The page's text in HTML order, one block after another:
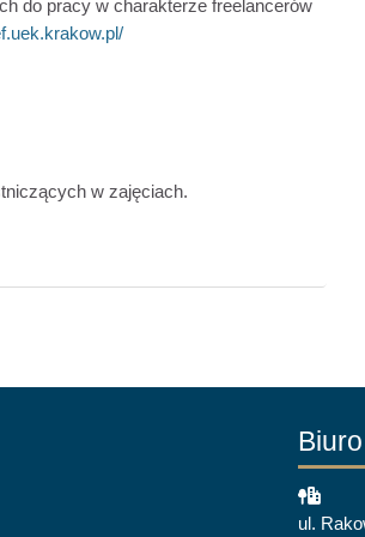
do pracy w charakterze freelancerów
w zajęciach.
Biuro
ul.